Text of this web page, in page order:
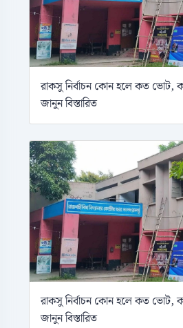
রাকসু নির্বাচন কোন হলে কত ভোট,
জানুন বিস্তারিত
রাকসু নির্বাচন কোন হলে কত ভোট,
জানুন বিস্তারিত